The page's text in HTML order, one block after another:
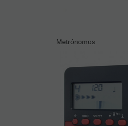
Metrónomos